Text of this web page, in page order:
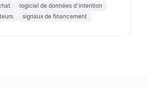
logiciel de données d'intention
signaux de financement